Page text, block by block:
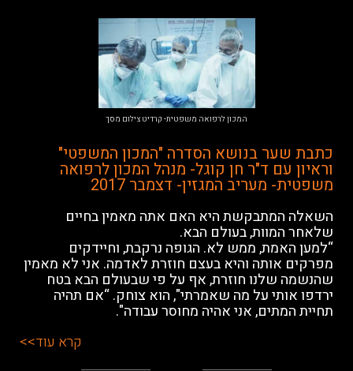
המכון לרפואה משפטית- קרדיט צילום מסך
כתבת שער בנושא הסדרה "המכון המשפטי"
וראיון עם ד"ר חן קוגל- מנהל המכון לרפואה
משפטית- מעריב המגזין- דצמבר 2017
השאלה המתבקשת היא האם אתה מאמין בחיים
שלאחר המוות, בעולם הבא.
“למען האמת, ממש לא. הגופה נרקבת, וחיידקים
מפרקים אותה והיא בעצם חוזרת לאדמה. אני לא מאמין
שהנשמה שלנו חוזרת, אף על פי שבעולם הבא בטח
ירדפו אותי על מה שאמרתי", הוא צוחק. “אם תהיה
תחיית המתים, אני אהיה מחוסר עבודה".
קרא עוד>>